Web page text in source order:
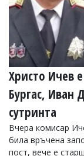
Христо Ичев
Бургас, Иван
сутринта
Вчера комисар
била връчена
пост, вече е